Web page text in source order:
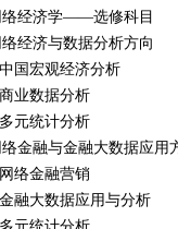
络经济学——选修科目
经济与数据分析方向
国宏观经济分析
业数据分析
元统计分析
金融与金融大数据应用
络金融营销
融大数据应用与分析